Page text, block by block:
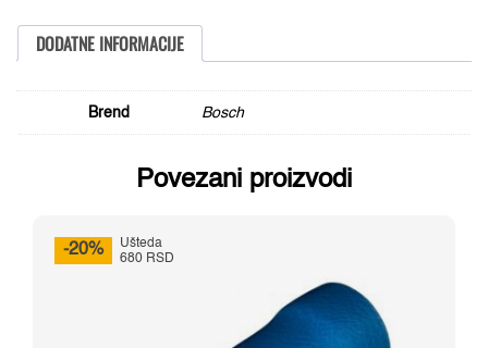
DODATNE INFORMACIJE
Brend Bosch
Povezani proizvodi
-20%
Ušteda
680 RSD